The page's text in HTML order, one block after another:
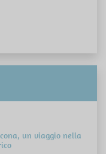
un viaggio nella